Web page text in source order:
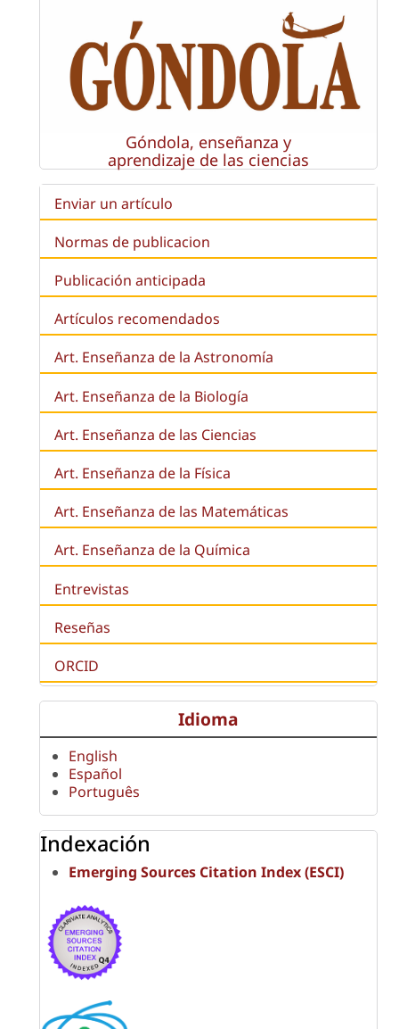
Góndola, enseñanza y
aprendizaje de las ciencias
Enviar un artículo
Normas de publicacion
Publicación anticipada
Artículos recomendados
Art. Enseñanza de la Astronomía
Art. Enseñanza de la Biología
Art. Enseñanza de las Ciencias
Art. Enseñanza de la Física
Art. Enseñanza de las Matemáticas
Art. Enseñanza de la Química
Entrevistas
Reseñas
ORCID
Idioma
English
Español
Português
Indexación
Emerging Sources Citation Index (ESCI)